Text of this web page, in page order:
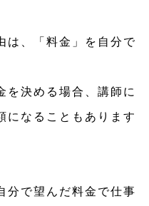
は、「料金」を自分で
を決める場合、講師に
になることもあります
分で望んだ料金で仕事